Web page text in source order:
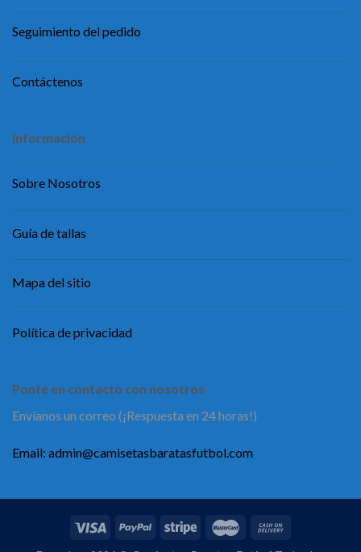
Seguimiento del pedido
Contáctenos
Información
Sobre Nosotros
Guía de tallas
Mapa del sitio
Política de privacidad
Ponte en contacto con nosotros
Envíanos un correo (¡Respuesta en 24 horas!)
Email: admin@camisetasbaratasfutbol.com